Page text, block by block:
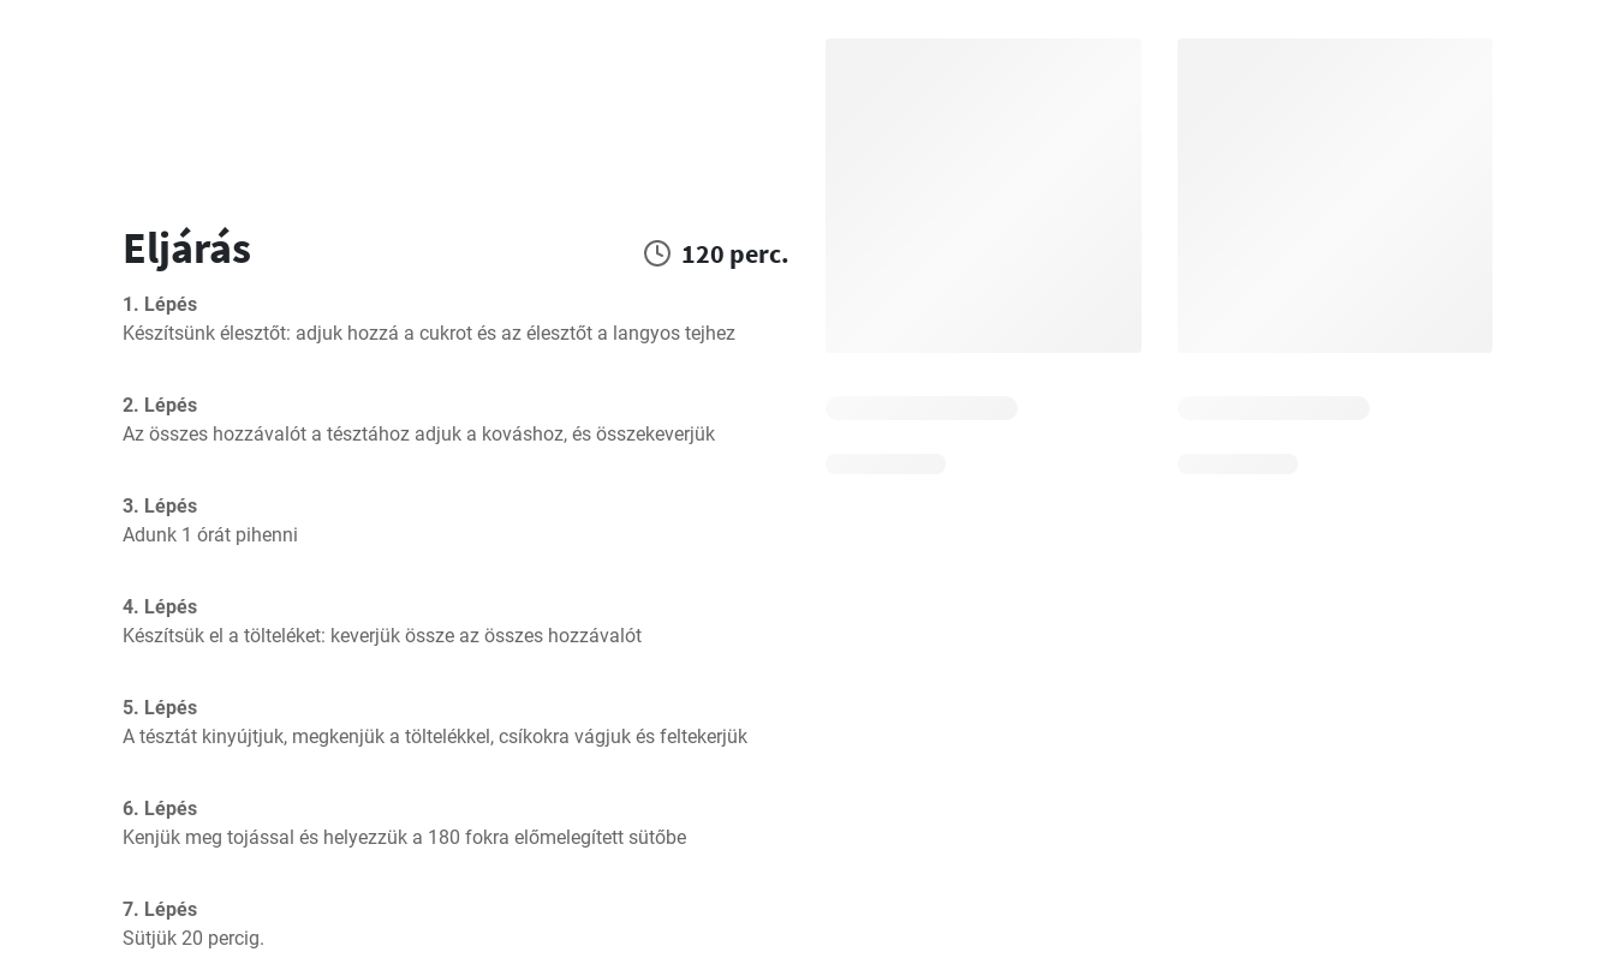
Eljárás 120 perc.
1. Lépés
Készítsünk élesztőt: adjuk hozzá a cukrot és az élesztőt a langyos tejhez
2. Lépés
Az összes hozzávalót a tésztához adjuk a kováshoz, és összekeverjük
3. Lépés
Adunk 1 órát pihenni
4. Lépés
Készítsük el a tölteléket: keverjük össze az összes hozzávalót
5. Lépés
A tésztát kinyújtjuk, megkenjük a töltelékkel, csíkokra vágjuk és feltekerjük
6. Lépés
Kenjük meg tojással és helyezzük a 180 fokra előmelegített sütőbe
7. Lépés
Sütjük 20 percig.